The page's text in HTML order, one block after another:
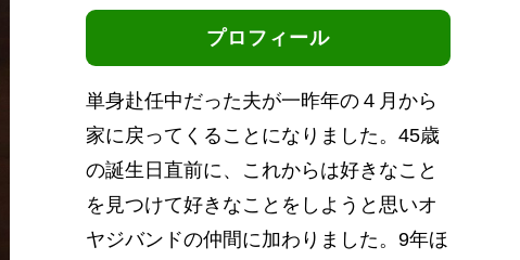
プロフィール
単身赴任中だった夫が一昨年の４月から
家に戻ってくることになりました。45歳
の誕生日直前に、これからは好きなこと
を見つけて好きなことをしようと思いオ
ヤジバンドの仲間に加わりました。9年ほ